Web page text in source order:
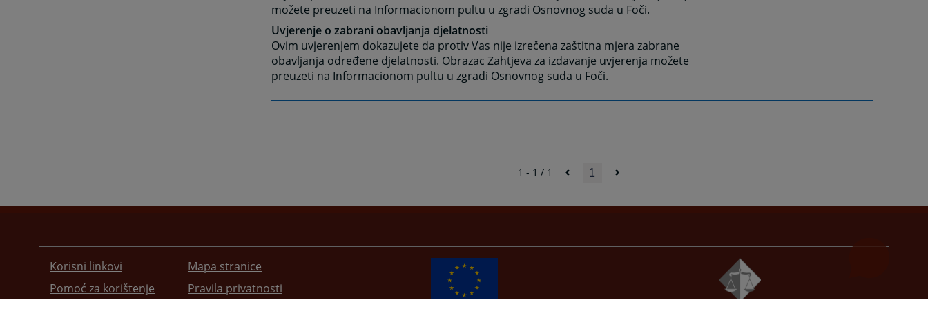
možete preuzeti na Informacionom pultu u zgradi Osnovnog suda u Foči.
Uvjerenje o zabrani obavljanja djelatnosti
Ovim uvjerenjem dokazujete da protiv Vas nije izrečena zaštitna mjera zabrane
obavljanja određene djelatnosti. Obrazac Zahtjeva za izdavanje uvjerenja možete
preuzeti na Informacionom pultu u zgradi Osnovnog suda u Foči.
1 - 1 / 1 1
Korisni linkovi
Pomoć za korištenje
Mapa stranice
Pravila privatnosti